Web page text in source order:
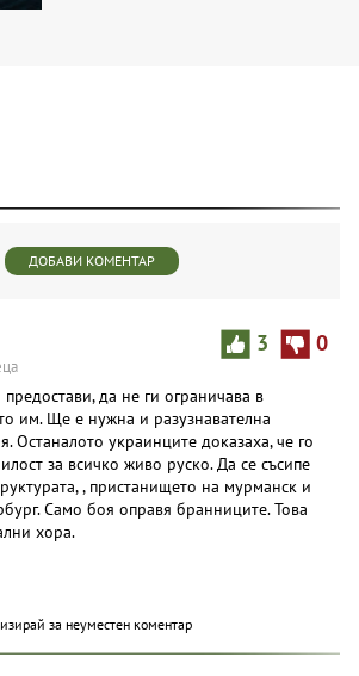
ДОБАВИ КОМЕНТАР
3 0
да не ги ограничава в
им. Ще е нужна и разузнавателна
Останалото украинците доказаха, че го
за всичко живо руско. Да се съсипе
, пристанището на мурманск и
Само боя оправя бранниците. Това
хора.
за неуместен коментар